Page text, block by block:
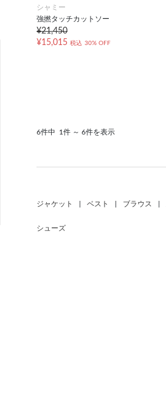
シャミー
強撚タッチカットソー
¥21,450
¥15,015 税込 30% OFF
6件中 1件 ～ 6件を表示
ジャケット ベスト ブラウス
シューズ